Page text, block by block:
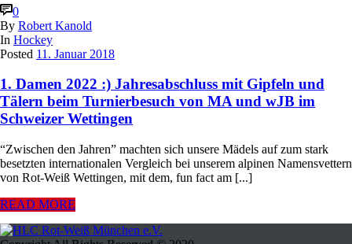
0
By Robert Kanold
In Hockey
Posted 11. Januar 2018
1. Damen 2022 :) Jahresabschluss mit Gipfeln und
Tälern beim Turnierbesuch von MA und wJB im
Schweizer Wettingen
“Zwischen den Jahren” machten sich unsere Mädels auf zum stark
besetzten internationalen Vergleich bei unserem alpinen Namensvettern
von Rot-Weiß Wettingen, mit dem, fun fact am [...]
READ MORE